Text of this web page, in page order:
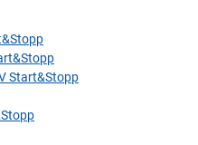
Start&Stopp